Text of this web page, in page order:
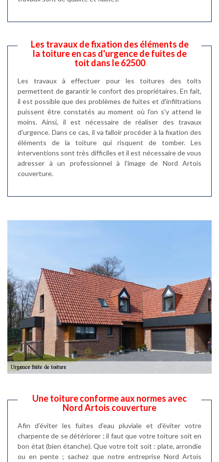
Les travaux de fixation des éléments de
la toiture en cas d'urgence de fuites de
toit dans le 62500
Les travaux à effectuer pour les toitures des toits
permettent de garantir le confort des propriétaires. En fait,
il est possible que des problèmes de fuites et d'infiltrations
puissent être constatés au moment où l'on s'y attend le
moins. Ainsi, il est nécessaire de réaliser des travaux
d'urgence. Dans ce cas, il va falloir procéder à la fixation des
éléments de la toiture qui risquent de tomber. Les
interventions sont très difficiles et il est nécessaire de vous
adresser à un professionnel à l'image de Nord Artois
couverture.
Une toiture conforme aux normes avec
Nord Artois couverture
Afin d’éviter les fuites d’eau pluviale et d’éviter votre
charpente de se détériorer ; il faut que votre toiture soit en
bon état (bien étanche). Que votre toit soit : plate, arrondie
ou en pente ; sachez que notre entreprise Nord Artois